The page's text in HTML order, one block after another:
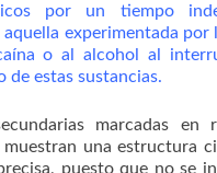
por un tiempo
aquella experimentada por
o al alcohol al
de estas sustancias.
marcadas en
una estructura
puesto que no se